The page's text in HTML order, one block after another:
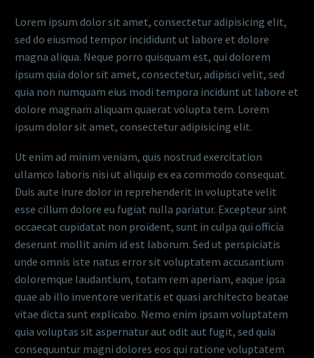
Lorem ipsum dolor sit amet, consectetur adipisicing elit,
sed do eiusmod tempor incididunt ut labore et dolore
magna aliqua. Neque porro quisquam est, qui dolorem
ipsum quia dolor sit amet, consectetur, adipisci velit, sed
quia non numquam eius modi tempora incidunt ut labore et
dolore magnam aliquam quaerat volupta tem. Lorem
ipsum dolor sit amet, consectetur adipisicing elit.
Ut enim ad minim veniam, quis nostrud exercitation
ullamco laboris nisi ut aliquip ex ea commodo consequat.
Duis aute irure dolor in reprehenderit in voluptate velit
esse cillum dolore eu fugiat nulla pariatur. Excepteur sint
occaecat cupidatat non proident, sunt in culpa qui officia
deserunt mollit anim id est laborum. Sed ut perspiciatis
unde omnis iste natus error sit voluptatem accusantium
doloremque laudantium, totam rem aperiam, eaque ipsa
quae ab illo inventore veritatis et quasi architecto beatae
vitae dicta sunt explicabo. Nemo enim ipsam voluptatem
quia voluptas sit aspernatur aut odit aut fugit, sed quia
consequuntur magni dolores eos qui ratione voluptatem